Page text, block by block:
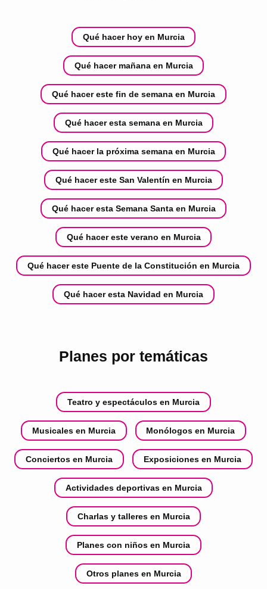
Qué hacer hoy en Murcia
Qué hacer mañana en Murcia
Qué hacer este fin de semana en Murcia
Qué hacer esta semana en Murcia
Qué hacer la próxima semana en Murcia
Qué hacer este San Valentín en Murcia
Qué hacer esta Semana Santa en Murcia
Qué hacer este verano en Murcia
Qué hacer este Puente de la Constitución en Murcia
Qué hacer esta Navidad en Murcia
Planes por temáticas
Teatro y espectáculos en Murcia
Musicales en Murcia Monólogos en Murcia
Conciertos en Murcia Exposiciones en Murcia
Actividades deportivas en Murcia
Charlas y talleres en Murcia
Planes con niños en Murcia
Otros planes en Murcia